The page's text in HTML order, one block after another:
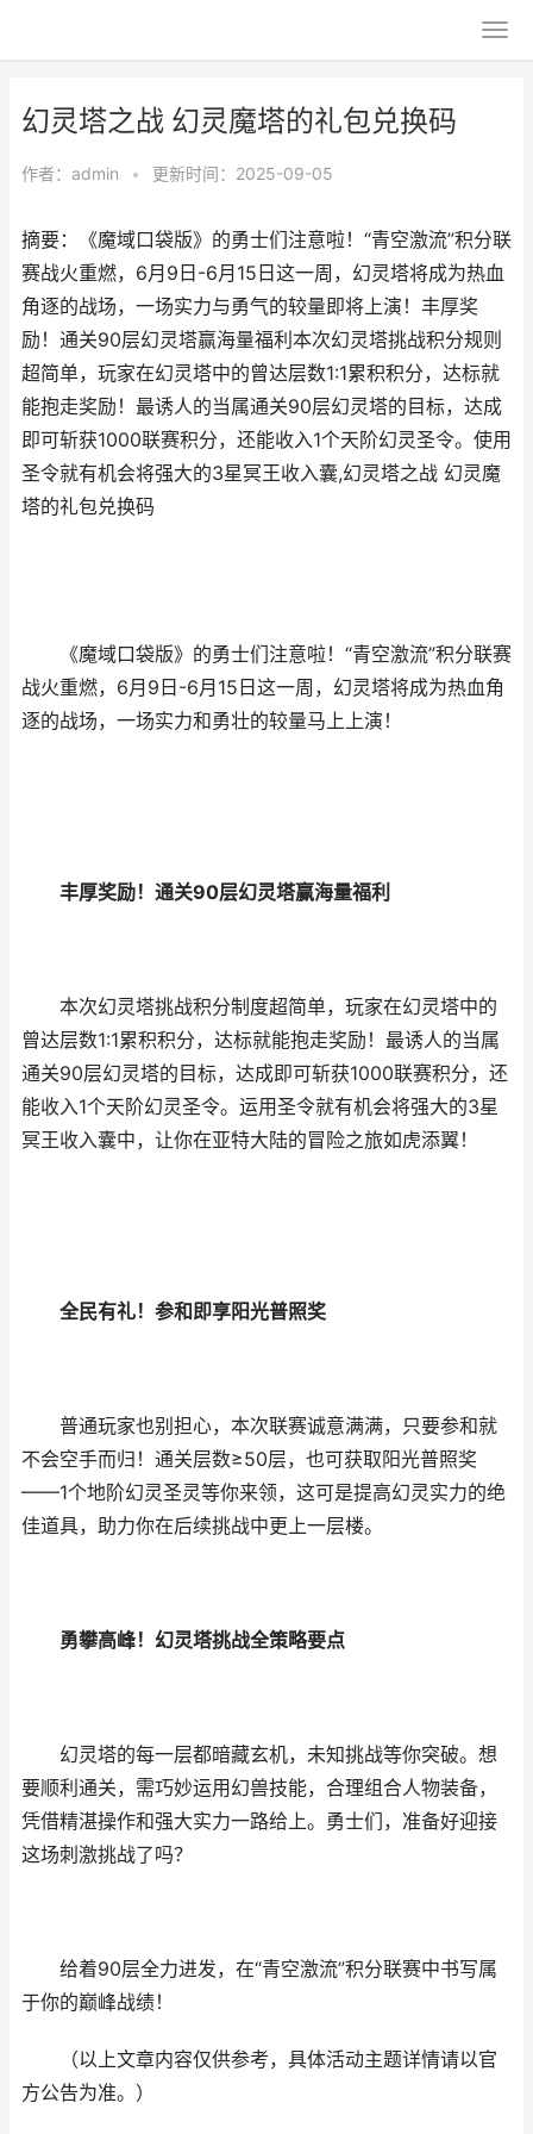
幻灵塔之战 幻灵魔塔的礼包兑换码
作者： admin • 更新时间：2025-09-05
摘要：《魔域口袋版》的勇士们注意啦！“青空激流”积分联
赛战火重燃，6月9日-6月15日这一周，幻灵塔将成为热血
角逐的战场，一场实力与勇气的较量即将上演！丰厚奖
励！通关90层幻灵塔赢海量福利本次幻灵塔挑战积分规则
超简单，玩家在幻灵塔中的曾达层数1:1累积积分，达标就
能抱走奖励！最诱人的当属通关90层幻灵塔的目标，达成
即可斩获1000联赛积分，还能收入1个天阶幻灵圣令。使用
圣令就有机会将强大的3星冥王收入囊,幻灵塔之战 幻灵魔
塔的礼包兑换码
《魔域口袋版》的勇士们注意啦！“青空激流”积分联赛
战火重燃，6月9日-6月15日这一周，幻灵塔将成为热血角
逐的战场，一场实力和勇壮的较量马上上演！
丰厚奖励！通关90层幻灵塔赢海量福利
本次幻灵塔挑战积分制度超简单，玩家在幻灵塔中的
曾达层数1:1累积积分，达标就能抱走奖励！最诱人的当属
通关90层幻灵塔的目标，达成即可斩获1000联赛积分，还
能收入1个天阶幻灵圣令。运用圣令就有机会将强大的3星
冥王收入囊中，让你在亚特大陆的冒险之旅如虎添翼！
全民有礼！参和即享阳光普照奖
普通玩家也别担心，本次联赛诚意满满，只要参和就
不会空手而归！通关层数≥50层，也可获取阳光普照奖
——1个地阶幻灵圣灵等你来领，这可是提高幻灵实力的绝
佳道具，助力你在后续挑战中更上一层楼。
勇攀高峰！幻灵塔挑战全策略要点
幻灵塔的每一层都暗藏玄机，未知挑战等你突破。想
要顺利通关，需巧妙运用幻兽技能，合理组合人物装备，
凭借精湛操作和强大实力一路给上。勇士们，准备好迎接
这场刺激挑战了吗？
给着90层全力进发，在“青空激流”积分联赛中书写属
于你的巅峰战绩！
（以上文章内容仅供参考，具体活动主题详情请以官
方公告为准。）